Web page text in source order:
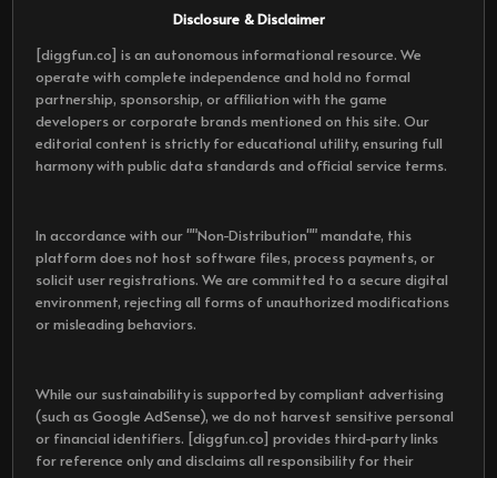
Disclosure & Disclaimer
[diggfun.co] is an autonomous informational resource. We
operate with complete independence and hold no formal
partnership, sponsorship, or affiliation with the game
developers or corporate brands mentioned on this site. Our
editorial content is strictly for educational utility, ensuring full
harmony with public data standards and official service terms.
In accordance with our ""Non-Distribution"" mandate, this
platform does not host software files, process payments, or
solicit user registrations. We are committed to a secure digital
environment, rejecting all forms of unauthorized modifications
or misleading behaviors.
While our sustainability is supported by compliant advertising
(such as Google AdSense), we do not harvest sensitive personal
or financial identifiers. [diggfun.co] provides third-party links
for reference only and disclaims all responsibility for their